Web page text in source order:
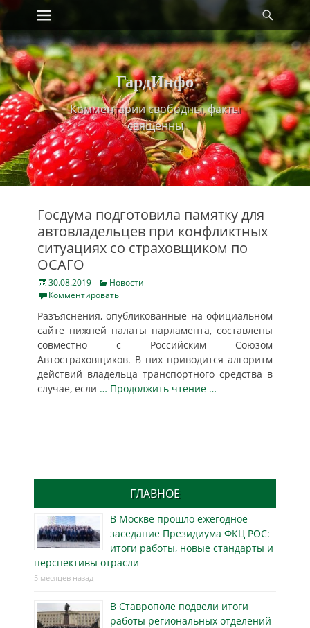
Skip
content
Primary Menu
ГардИнфо
Комментарии свободны, факты
священны
Госдума подготовила памятку для
автовладельцев при конфликтных
ситуациях со страховщиком по
ОСАГО
Posted
on
30.08.2019 Categories
Новости
Комментировать
Разъяснения, опубликованные на официальном
сайте нижней палаты парламента, составлены
совместно с Российским Союзом
Автостраховщиков. В них приводится алгоритм
действий владельца транспортного средства в
случае, если … Продолжить чтение …
ГЛАВНОЕ
В Москве прошло ежегодное
заседание Президиума ФКЦ РОС:
итоги работы, новые стандарты и
перспективы отрасли
5 месяцев назад
В Ставрополе подвели итоги
работы региональных отделений